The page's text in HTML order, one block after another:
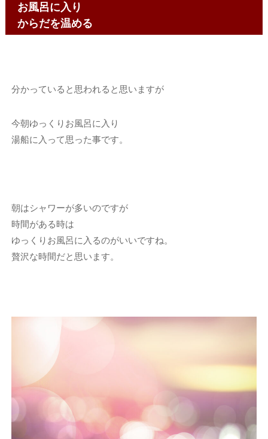
お風呂に入り
からだを温める
分かっていると思われると思いますが
今朝ゆっくりお風呂に入り
湯船に入って思った事です。
朝はシャワーが多いのですが
時間がある時は
ゆっくりお風呂に入るのがいいですね。
贅沢な時間だと思います。